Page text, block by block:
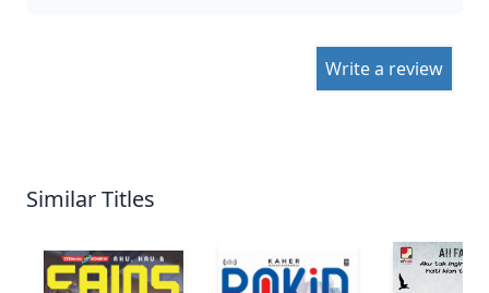
Write a review
Similar Titles